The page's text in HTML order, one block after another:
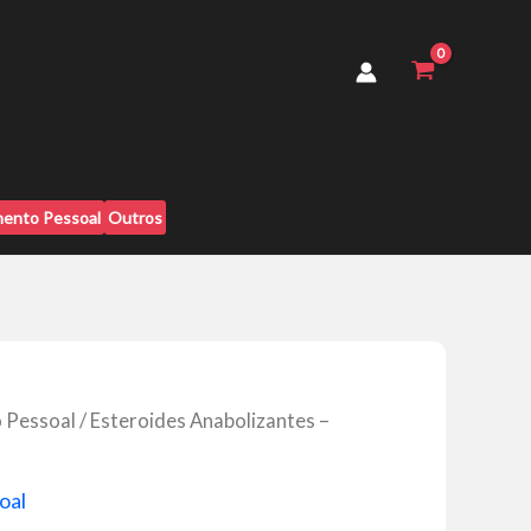
Pessoal Outros
/ Esteroides Anabolizantes –